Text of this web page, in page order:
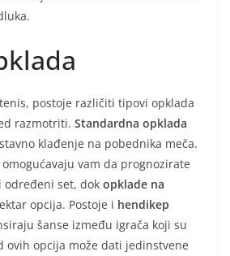
postoje različiti tipovi opklada
razmotriti. Standardna opklada
klađenje na pobednika meča.
omogućavaju vam da prognozirate
određeni set, dok opklade na
opcija. Postoje i hendikep
šanse između igrača koji su
ovih opcija može dati jedinstvene